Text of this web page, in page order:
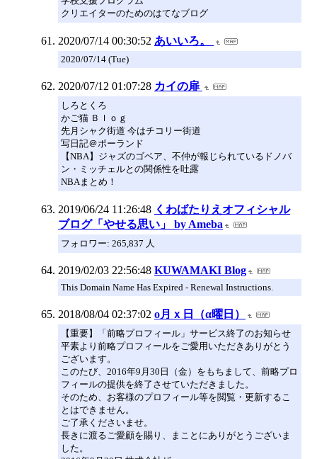
クリエイターのためのはてなブログ
2020/07/14 00:30:52 あいいろ。
2020/07/14 (Tue)
2020/07/12 01:07:28 カイの扉
しろとくろ
かご猫 Ｂｌｏｇ
先月シャク街道 今はチコリー街道
写日記＠ポーランド
【NBA】ジャズのゴベア、不仲が報じられているドノバ
ン・ミッチェルとの関係性を吐露
NBAまとめ！
2019/06/24 11:26:48 くわばたりえオフィシャル
ブログ「やせる思い」 by Ameba
フォロワー: 265,837 人
2019/02/03 22:56:48 KUWAMAKI Blog
This Domain Name Has Expired - Renewal Instructions.
2018/08/04 02:37:02 о月ｘ日（α曜日）
【重要】「前略プロフィール」サービス終了のお知らせ
平素より前略プロフィールをご愛用いただきありがとう
ございます。
このたび、2016年9月30日（金）をもちまして、前略プロ
フィールの提供を終了させていただきました。
そのため、お客様のプロフィール等を閲覧・更新するこ
とはできません。
ご了承くださいませ。
長きに渡るご愛顧を賜り、まことにありがとうございま
した。